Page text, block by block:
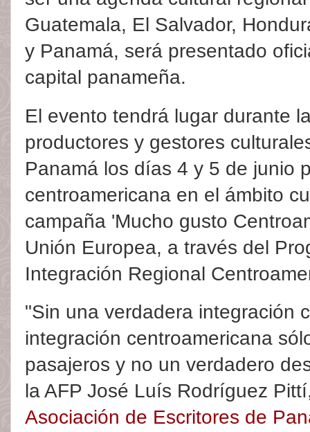
Guatemala, El Salvador,
y Panamá, será presentado
capital panameña.
El evento tendrá lugar durante
productores y gestores
Panamá los días 4 y 5 de junio
centroamericana en el ámbito
campaña 'Mucho gusto
Unión Europea, a través del
Integración Regional
"Sin una verdadera integración
integración centroamericana
pasajeros y no un verdadero
la AFP José Luís Rodríguez
Asociación de Escritores de